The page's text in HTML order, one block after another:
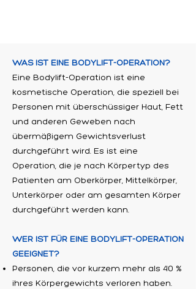
WAS IST EINE BODYLIFT-OPERATION?
Eine Bodylift-Operation ist eine
kosmetische Operation, die speziell bei
Personen mit überschüssiger Haut, Fett
und anderen Geweben nach
übermäßigem Gewichtsverlust
durchgeführt wird. Es ist eine
Operation, die je nach Körpertyp des
Patienten am Oberkörper, Mittelkörper,
Unterkörper oder am gesamten Körper
durchgeführt werden kann.
WER IST FÜR EINE BODYLIFT-OPERATION
GEEIGNET?
Personen, die vor kurzem mehr als 40 %
ihres Körpergewichts verloren haben.